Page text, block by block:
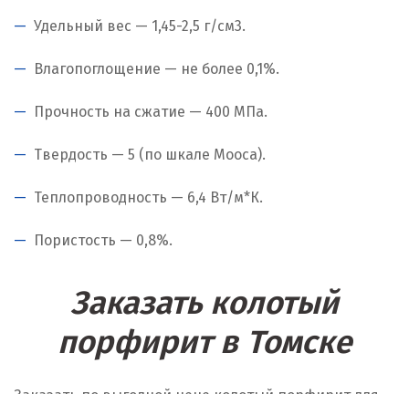
Удельный вес — 1,45-2,5 г/см3.
Влагопоглощение — не более 0,1%.
Прочность на сжатие — 400 МПа.
Твердость — 5 (по шкале Мооса).
Теплопроводность — 6,4 Вт/м*К.
Пористость — 0,8%.
Заказать колотый
порфирит в Томске